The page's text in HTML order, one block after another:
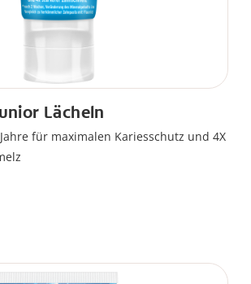
Lächeln
für maximalen Kariesschutz und 4X